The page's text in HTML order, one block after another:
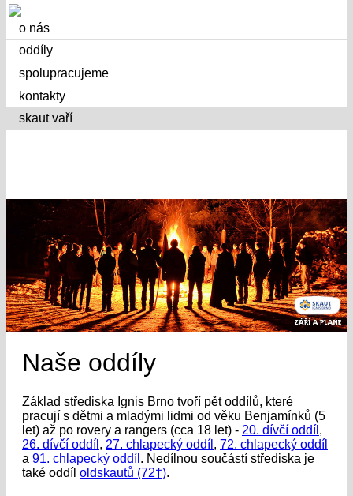
o nás
oddíly
spolupracujeme
kontakty
skaut vaří
Naše oddíly
Základ střediska Ignis Brno tvoří pět oddílů, které
pracují s dětmi a mladými lidmi od věku Benjamínků (5
let) až po rovery a rangers (cca 18 let) - 20. dívčí oddíl ,
26. dívčí oddíl , 27. chlapecký oddíl , 72. chlapecký oddíl
a 91. chlapecký oddíl . Nedílnou součástí střediska je
také oddíl oldskautů (72†).